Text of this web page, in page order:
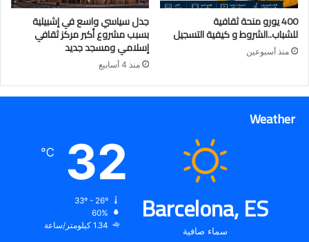
400 يورو منحة ثقافية
للشباب..الشروط و كيفية التسجيل
منذ أسبوعين
جدل سياسي واسع في إشبيلية
بسبب مشروع أكبر مركز ثقافي
إسلامي ومسجد جديد
منذ 4 أسابيع
Weather
Barcelona, ES
سماء صافية
32
℃
60%
1.34 كيلومتر/ساعة